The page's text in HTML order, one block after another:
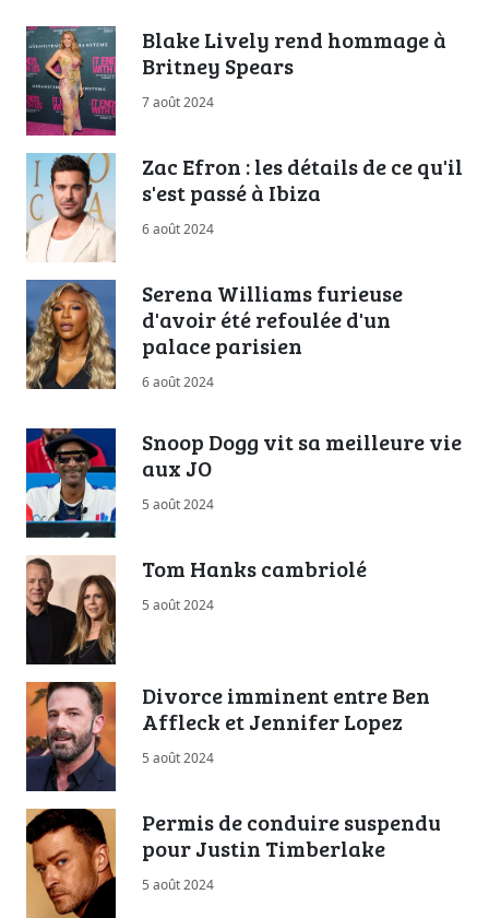
Blake Lively rend hommage à
Britney Spears
7 août 2024
Zac Efron : les détails de ce qu'il
s'est passé à Ibiza
6 août 2024
Serena Williams furieuse
d'avoir été refoulée d'un
palace parisien
6 août 2024
Snoop Dogg vit sa meilleure vie
aux JO
5 août 2024
Tom Hanks cambriolé
5 août 2024
Divorce imminent entre Ben
Affleck et Jennifer Lopez
5 août 2024
Permis de conduire suspendu
pour Justin Timberlake
5 août 2024